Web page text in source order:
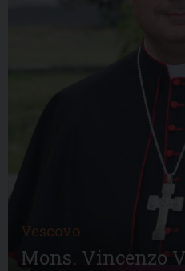
Vescovo
Mons. Vincenzo